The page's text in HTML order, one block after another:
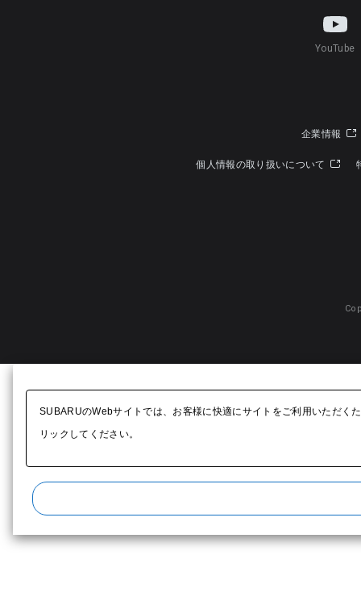
YouTube
企業情報
個人情報の取り扱いについて
SUBARUのWebサイトでは、お客様に快適にサイトをご利用いただく
リックしてください。​